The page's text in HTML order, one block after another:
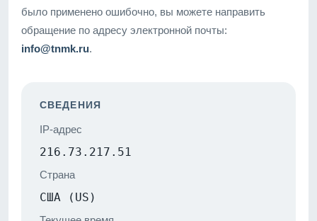
было применено ошибочно, вы можете направить
обращение по адресу электронной почты:
info@tnmk.ru.
СВЕДЕНИЯ
IP-адрес
216.73.217.51
Страна
США (US)